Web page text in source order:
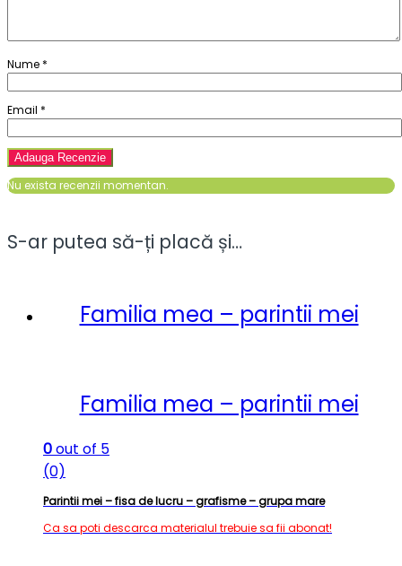
Nume *
Email *
Nu exista recenzii momentan.
S-ar putea să-ți placă și…
Familia mea – parintii mei
Familia mea – parintii mei
0out of 5
(0)
Parintii mei – fisa de lucru – grafisme – grupa mare
Ca sa poti descarca materialul trebuie sa fii abonat!